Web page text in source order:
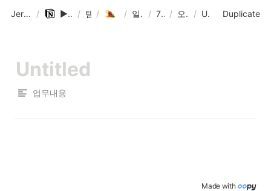
Jeremy Kang 블로그 / ▶️▶️▶️ 노션 템플릿 ◀️◀️◀️ / 템플릿/ 일일 일정표
/ 일일 일정표 / 7월 28일 / 오늘의 일정 / Untitled Duplicate
업무내용
Made with